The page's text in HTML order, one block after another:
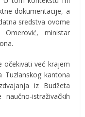
dokumentacije, a
sredstva ovome
ministar
očekivati već krajem
Tuzlanskog kantona
iz Budžeta
istraživačkih